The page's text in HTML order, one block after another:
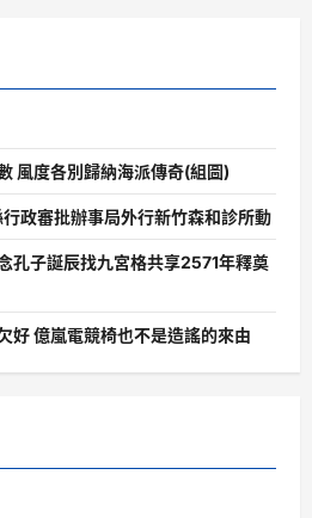
風度各別歸納海派傳奇(組圖)
政審批辦事局外行新竹森和診所動
孔子誕辰找九宮格共享2571年釋奠
好 億嵐電競椅也不是造謠的來由